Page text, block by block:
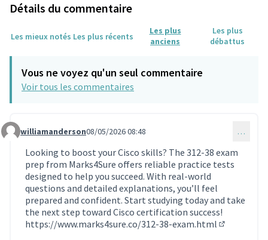
Détails du commentaire
Les mieux notés Les plus récents
Les plus
anciens
Les plus
débattus
Vous ne voyez qu'un seul commentaire
Voir tous les commentaires
Commentaire 2294
williamanderson08/05/2026 08:48 …
Looking to boost your Cisco skills? The 312-38 exam
prep from Marks4Sure offers reliable practice tests
designed to help you succeed. With real-world
questions and detailed explanations, you’ll feel
prepared and confident. Start studying today and take
the next step toward Cisco certification success!
https://www.marks4sure.co/312-38-exam.html